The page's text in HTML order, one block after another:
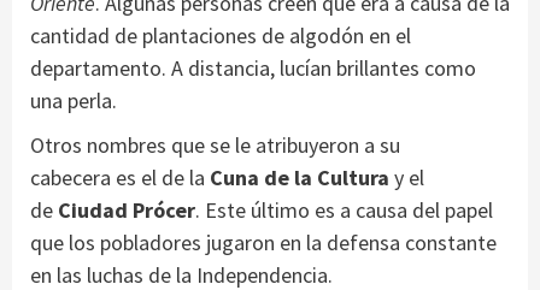
cantidad de plantaciones de algodón en el
departamento. A distancia, lucían brillantes como
una perla.
Otros nombres que se le atribuyeron a su
cabecera es el de la Cuna de la Cultura y el
de Ciudad Prócer. Este último es a causa del papel
que los pobladores jugaron en la defensa constante
en las luchas de la Independencia.